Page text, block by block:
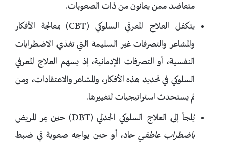
متعاضد ممن يعانون من ذات الصعوبات.
يتكفل العلاج المعرفي السلوكي (CBT) بمعالجة الأفكار
والمشاعر والتصرفات غير السليمة التي تغذي الاضطرابات
النفسية، أو التصرفات الإدمانية، إذ يسهم العلاج المعرفي
السلوكي في تحديد هذه الأفكار، والمشاعر والاعتقادات، ومن
ثم يستحدث استراتيجيات لتغييرها.
يُلجأ إلى العلاج السلوكي الجدلي (DBT) حين يمر المريض
باضطراب عاطفيحاد، أو حين يواجه صعوبة في ضبط